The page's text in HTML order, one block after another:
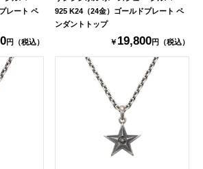
レート ペ
円（税込）
925 K24（24金）ゴールドプレート ペ
ンダントトップ
￥ 19,800円（税込）